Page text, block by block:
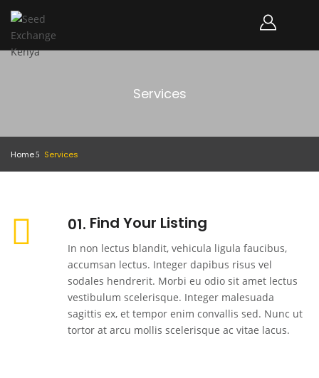
Services
Home Services
01 Find Your Listing
In non lectus blandit, vehicula ligula faucibus,
accumsan lectus. Integer dapibus risus vel
sodales hendrerit. Morbi eu odio sit amet lectus
vestibulum scelerisque. Integer malesuada
sagittis ex, et tempor enim convallis sed. Nunc ut
tortor at arcu mollis scelerisque ac vitae lacus.